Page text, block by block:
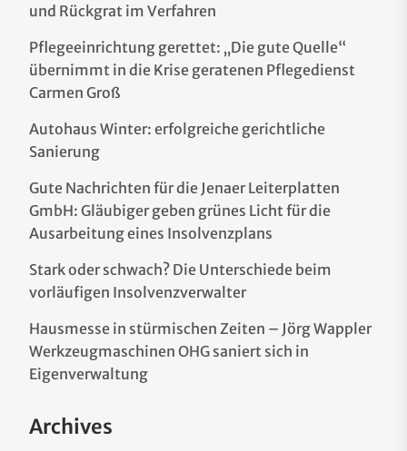
und Rückgrat im Verfahren
Pflegeeinrichtung gerettet: „Die gute Quelle“
übernimmt in die Krise geratenen Pflegedienst
Carmen Groß
Autohaus Winter: erfolgreiche gerichtliche
Sanierung
Gute Nachrichten für die Jenaer Leiterplatten
GmbH: Gläubiger geben grünes Licht für die
Ausarbeitung eines Insolvenzplans
Stark oder schwach? Die Unterschiede beim
vorläufigen Insolvenzverwalter
Hausmesse in stürmischen Zeiten – Jörg Wappler
Werkzeugmaschinen OHG saniert sich in
Eigenverwaltung
Archives